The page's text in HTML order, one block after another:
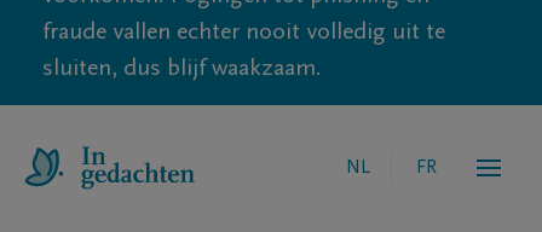
fraude vallen echter nooit volledig uit te
sluiten, dus blijf waakzaam.
NL FR